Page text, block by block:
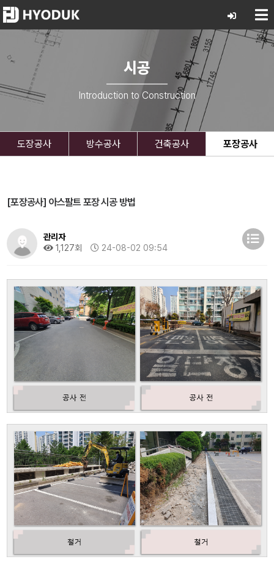
시공
Introduction to Construction
도장공사 방수공사 건축공사 포장공사
[포장공사] 아스팔트 포장 시공 방법
관리자
1,127회
24-08-02 09:54